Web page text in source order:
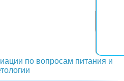
по вопросам питания и